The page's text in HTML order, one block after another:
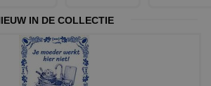
IN DE COLLECTIE